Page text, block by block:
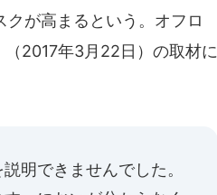
が高まるという。オフロ
2017年3月22日）の取材に
明できませんでした。